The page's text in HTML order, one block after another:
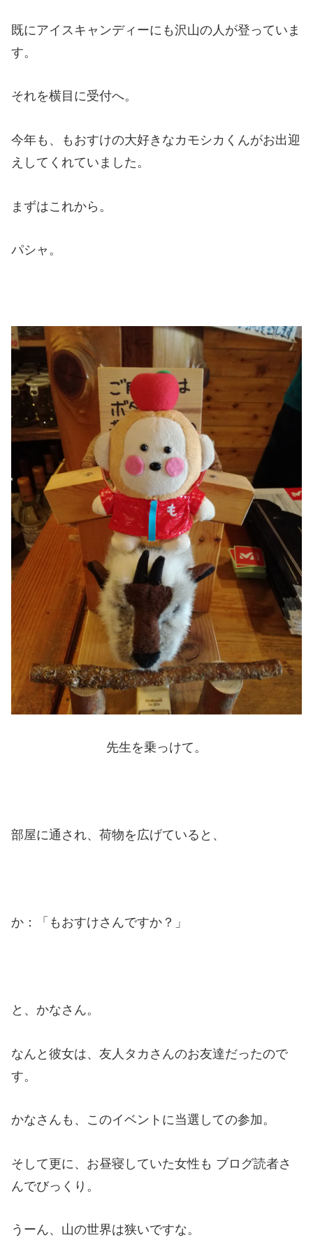
既にアイスキャンディーにも沢山の人が登っていま
す。
それを横目に受付へ。
今年も、もおすけの大好きなカモシカくんがお出迎
えしてくれていました。
まずはこれから。
パシャ。
先生を乗っけて。
部屋に通され、荷物を広げていると、
か：「もおすけさんですか？」
と、かなさん。
なんと彼女は、友人タカさんのお友達だったので
す。
かなさんも、このイベントに当選しての参加。
そして更に、お昼寝していた女性も ブログ読者さ
んでびっくり。
うーん、山の世界は狭いですな。